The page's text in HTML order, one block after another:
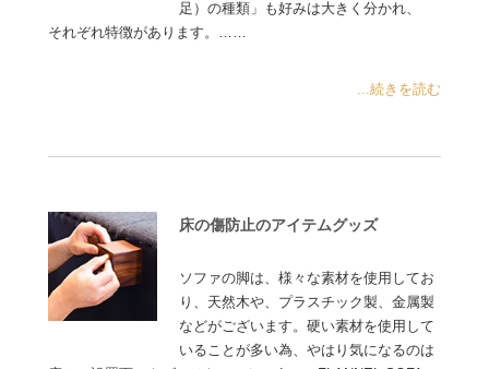
足）の種類」も好みは大きく分かれ、
それぞれ特徴があります。……
...続きを読む
床の傷防止のアイテムグッズ
ソファの脚は、様々な素材を使用してお
り、天然木や、プラスチック製、金属製
などがございます。硬い素材を使用して
いることが多い為、やはり気になるのは